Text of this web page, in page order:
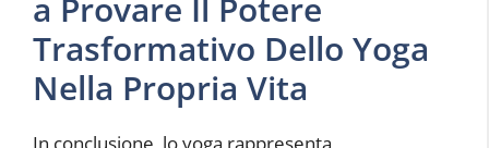
a Provare Il Potere
Trasformativo Dello Yoga
Nella Propria Vita